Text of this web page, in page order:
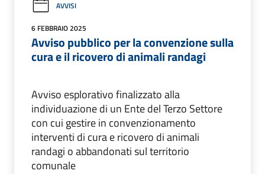
AVVISI
6 FEBBRAIO 2025
Avviso pubblico per la convenzione sulla
cura e il ricovero di animali randagi
Avviso esplorativo finalizzato alla
individuazione di un Ente del Terzo Settore
con cui gestire in convenzionamento
interventi di cura e ricovero di animali
randagi o abbandonati sul territorio
comunale